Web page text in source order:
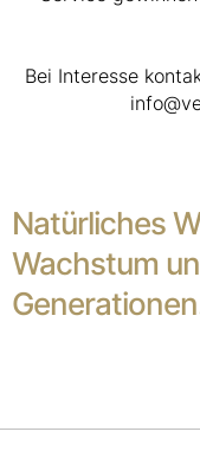
Bei Interesse
Natürliches
Wachstum